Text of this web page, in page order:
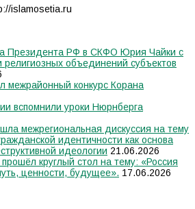
islamosetia.ru
Президента РФ в СКФО Юрия Чайки с
религиозных объединений субъектов
межрайонный конкурс Корана
вспомнили уроки Нюрнберга
межрегиональная дискуссия на тему
идентичности как основа
идеологии 21.06.2026
круглый стол на тему: «Россия
ценности, будущее». 17.06.2026